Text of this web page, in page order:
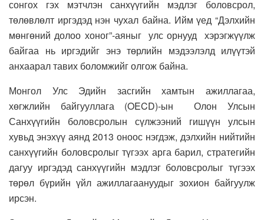
сонгох гэх мэтчлэн санхүүгийн мэдлэг боловсрол,
төлөвлөлт иргэдэд нэн чухал байна. Ийм үед “Дэлхийн
мөнгөний долоо хоног”-аяныг улс орнууд хэрэгжүүлж
байгаа нь иргэдийг энэ төрлийн мэдээлэлд илүүтэй
анхаарал тавих боломжийг олгож байна.
Монгол Улс Эдийн засгийн хамтын ажиллагаа,
хөгжлийн байгууллага (OECD)-ын Олон Улсын
Санхүүгийн боловсролын сүлжээний гишүүн улсын
хувьд энэхүү аянд 2013 оноос нэгдэж, дэлхийн нийтийн
санхүүгийн боловсролыг түгээх арга барил, стратегийн
дагуу иргэдэд санхүүгийн мэдлэг боловсролыг түгээх
төрөл бүрийн үйл ажиллагаануудыг зохион байгуулж
ирсэн.